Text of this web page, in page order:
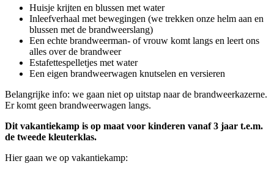
Huisje krijten en blussen met water
Inleefverhaal met bewegingen (we trekken onze helm aan en
blussen met de brandweerslang)
Een echte brandweerman- of vrouw komt langs en leert ons
alles over de brandweer
Estafettespelletjes met water
Een eigen brandweerwagen knutselen en versieren
Belangrijke info: we gaan niet op uitstap naar de brandweerkazerne.
Er komt geen brandweerwagen langs.
Dit vakantiekamp is op maat voor kinderen vanaf 3 jaar t.e.m.
de tweede kleuterklas.
Hier gaan we op vakantiekamp: